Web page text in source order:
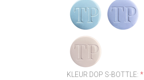
KLEUR DOP S-BOTTLE:*